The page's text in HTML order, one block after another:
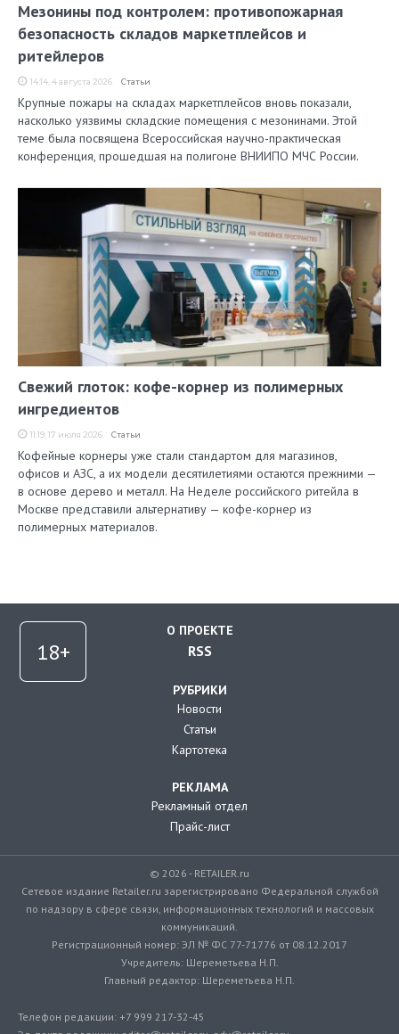
Мезонины под контролем: противопожарная
безопасность складов маркетплейсов и
ритейлеров
14:14, 4 августа 2026 Статьи
Крупные пожары на складах маркетплейсов вновь показали,
насколько уязвимы складские помещения с мезонинами. Этой
теме была посвящена Всероссийская научно-практическая
конференция, прошедшая на полигоне ВНИИПО МЧС России.
Свежий глоток: кофе-корнер из полимерных
ингредиентов
11:19, 17 июля 2026 Статьи
Кофейные корнеры уже стали стандартом для магазинов,
офисов и АЗС, а их модели десятилетиями остаются прежними —
в основе дерево и металл. На Неделе российского ритейла в
Москве представили альтернативу — кофе-корнер из
полимерных материалов.
О ПРОЕКТЕ
RSS
РУБРИКИ
Новости
Статьи
Картотека
РЕКЛАМА
Рекламный отдел
Прайс-лист
© 2026 - RETAILER.ru
Сетевое издание Retailer.ru зарегистрировано Федеральной службой
по надзору в сфере связи, информационных технологий и массовых
коммуникаций.
Регистрационный номер: ЭЛ № ФС 77-71776 от 08.12.2017
Учредитель: Шереметьева Н.П.
Главный редактор: Шереметьева Н.П.
Телефон редакции: +7 999 217-32-45